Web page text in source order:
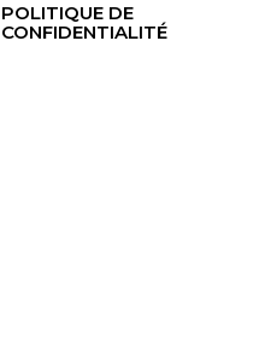
POLITIQUE DE
CONFIDENTIALITÉ